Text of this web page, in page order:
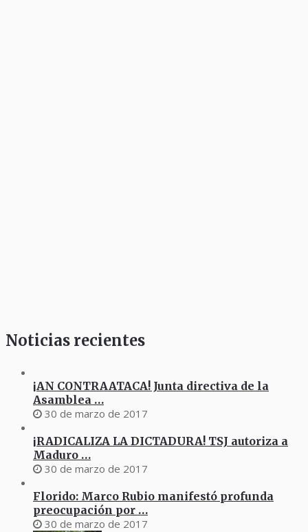
Noticias recientes
¡AN CONTRAATACA! Junta directiva de la
Asamblea …
30 de marzo de 2017
¡RADICALIZA LA DICTADURA! TSJ autoriza a
Maduro …
30 de marzo de 2017
Florido: Marco Rubio manifestó profunda
preocupación por …
30 de marzo de 2017